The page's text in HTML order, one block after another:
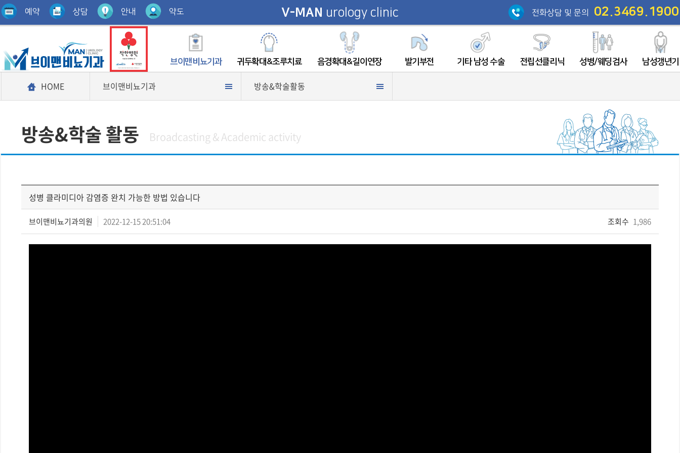
예약 상담 안내 약도 V-MAN urology clinic 전화상담 및 문의 02.3469.1900
브이맨비뇨기과 귀두확대&조루치료 음경확대&길이연장 발기부전 기타 남성 수술 전립선클리닉 성병/웨딩검사 남성갱년기
HOME 브이맨비뇨기과 방송&학술활동
방송&학술 활동 Broadcasting & Academic activity
성병 클라미디아 감염증 완치 가능한 방법 있습니다
브이맨비뇨기과의원 2022-12-15 20:51:04 조회수 1,986